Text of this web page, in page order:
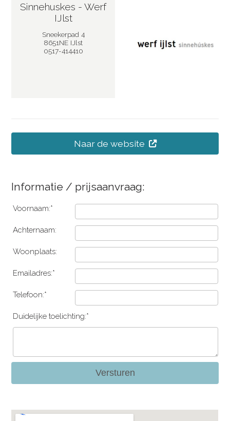
Sinnehuskes - Werf
IJlst
Sneekerpad 4
8651NE IJlst
0517-414410
Naar de website
Informatie / prijsaanvraag:
Voornaam:*
Achternaam:
Woonplaats:
Emailadres:*
Telefoon:*
Duidelijke toelichting:*